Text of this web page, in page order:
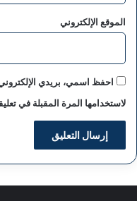
الموقع الإلكتروني
احفظ اسمي، بريدي
لاستخدامها المرة المقبلة في